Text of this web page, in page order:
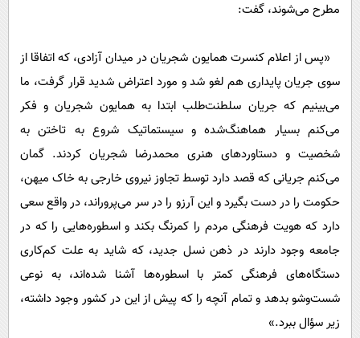
مطرح می‌شوند، گفت:
«پس از اعلام کنسرت همایون شجریان در میدان آزادی، که اتفاقا از
سوی جریان پایداری هم لغو شد و مورد اعتراض شدید قرار گرفت، ما
می‌بینیم که جریان سلطنت‌طلب ابتدا به همایون شجریان و فکر
می‌کنم بسیار هماهنگ‌شده و سیستماتیک شروع به تاختن به
شخصیت و دستاوردهای هنری محمدرضا شجریان کردند. گمان
می‌کنم جریانی که قصد دارد توسط تجاوز نیروی خارجی به خاک میهن،
حکومت را در دست بگیرد و این آرزو را در سر می‌پروراند، در واقع سعی
دارد که هویت فرهنگی مردم را کمرنگ بکند و اسطوره‌هایی را که در
جامعه وجود دارند در ذهن نسل جدید، که شاید به علت کم‌کاری
دستگاه‌های فرهنگی کمتر با اسطوره‌ها آشنا شده‌اند، به نوعی
شست‌وشو بدهد و تمام آنچه را که پیش از این در کشور وجود داشته،
زیر سؤال ببرد.»